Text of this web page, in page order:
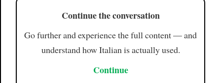
Continue the conversation
Go further and experience the full content — and
understand how Italian is actually used.
Continue